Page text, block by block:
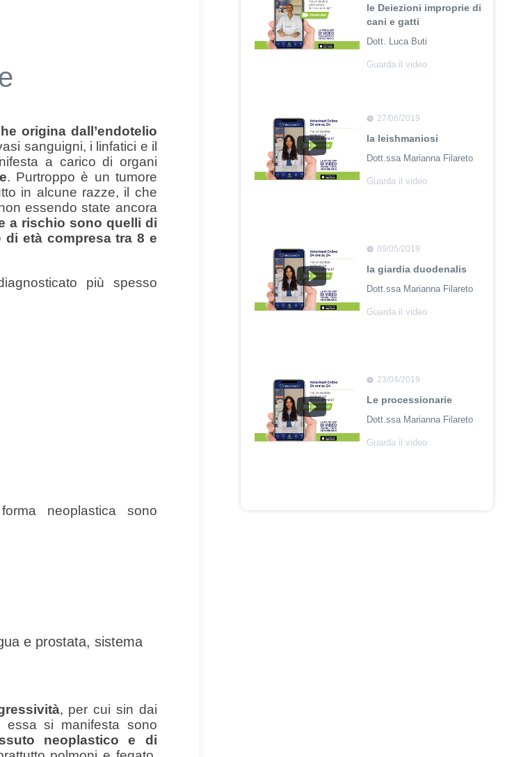
origina dall’endotelio
sanguigni, i linfatici e il
a carico di organi
. Purtroppo è un tumore
in alcune razze, il che
essendo state ancora
a rischio sono quelli di
età compresa tra 8 e
più spesso
neoplastica sono
e prostata, sistema
, per cui sin dai
si manifesta sono
neoplastico e di
le Deiezioni improprie di
cani e gatti
Dott. Luca Buti
Guarda il video
27/06/2019
la leishmaniosi
Dott.ssa Marianna Filareto
Guarda il video
09/05/2019
la giardia duodenalis
Dott.ssa Marianna Filareto
Guarda il video
23/04/2019
Le processionarie
Dott.ssa Marianna Filareto
Guarda il video